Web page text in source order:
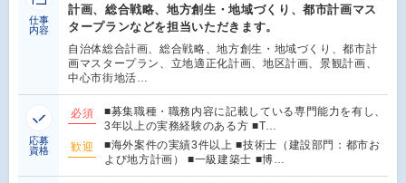
仕事
内容
計画、総合戦略、地方創生・地域づくり、都市計画マス
タープランなどを担当いただきます。
自治体総合計画、総合戦略、地方創生・地域づくり、都市計
画マスタープラン、立地適正化計画、地区計画、景観計画、
中心市街地活…
応募
資格
必須
■募集職種・職務内容に記載している専門能力を有し、
3年以上の実務経験のある方 ■T…
歓迎
■海外案件の実績3件以上 ■技術士（建設部門：都市お
よび地方計画） ■一級建築士 ■博…